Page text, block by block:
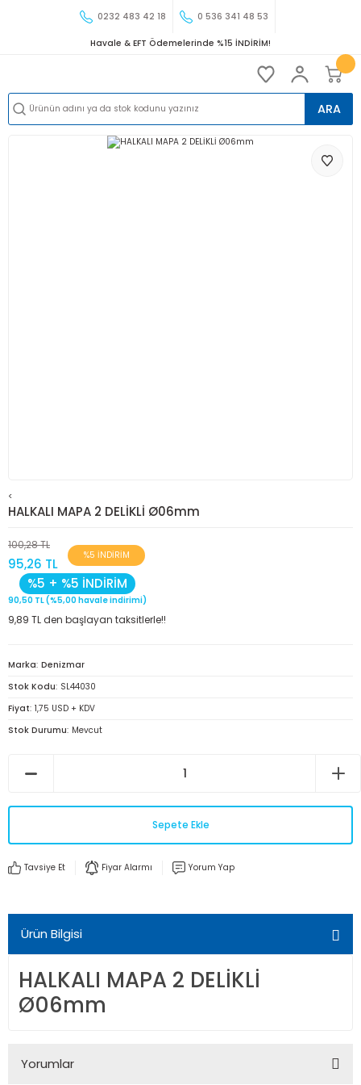
0232 483 42 18 0 536 341 48 53
Havale & EFT Ödemelerinde %15 İNDİRİM!
ARA
<
HALKALI MAPA 2 DELİKLİ Ø06mm
100,28 TL
95,26 TL
%5 İNDİRİM
%5 + %5 İNDİRİM
90,50 TL (%5,00 havale indirimi)
9,89 TL den başlayan taksitlerle!!
Marka Denizmar
Stok Kodu SL44030
Fiyat 1,75 USD + KDV
Stok Durumu Mevcut
Sepete Ekle
Tavsiye Et Fiyar Alarmı Yorum Yap
Ürün Bilgisi
HALKALI MAPA 2 DELİKLİ
Ø06mm
Yorumlar